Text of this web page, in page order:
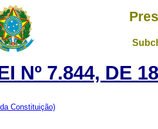
Nº 7.844, DE
Constituição)